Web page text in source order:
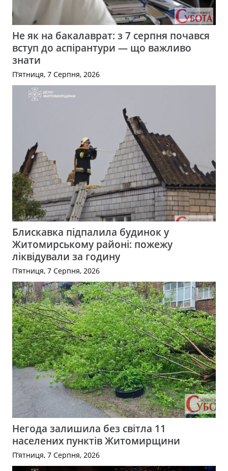
Не як на бакалаврат: з 7 серпня почався
вступ до аспірантури — що важливо
знати
П’ятниця, 7 Серпня, 2026
Блискавка підпалила будинок у
Житомирському районі: пожежу
ліквідували за годину
П’ятниця, 7 Серпня, 2026
Негода залишила без світла 11
населених пунктів Житомирщини
П’ятниця, 7 Серпня, 2026